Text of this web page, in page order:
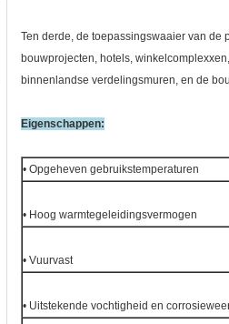
Ten derde, de toepassingswaaier van
bouwprojecten, hotels,
binnenlandse verdelingsmuren, en de
Eigenschappen:
• Opgeheven gebruikstemperaturen
• Hoog warmtegeleidingsvermogen
• Vuurvast
• Uitstekende vochtigheid en